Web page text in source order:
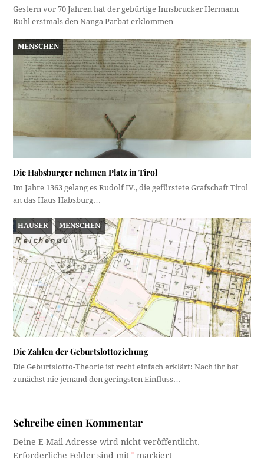
Gestern vor 70 Jahren hat der gebürtige Innsbrucker Hermann
Buhl erstmals den Nanga Parbat erklommen…
MENSCHEN
Die Habsburger nehmen Platz in Tirol
Im Jahre 1363 gelang es Rudolf IV., die gefürstete Grafschaft Tirol
an das Haus Habsburg…
HÄUSER MENSCHEN
Die Zahlen der Geburtslottoziehung
Die Geburtslotto-Theorie ist recht einfach erklärt: Nach ihr hat
zunächst nie jemand den geringsten Einfluss…
Schreibe einen Kommentar
Deine E-Mail-Adresse wird nicht veröffentlicht.
Erforderliche Felder sind mit* markiert